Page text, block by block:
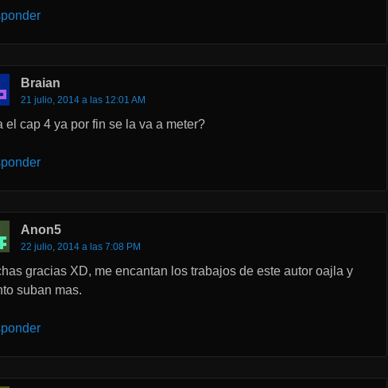
Braian
21 julio, 2014 a las 12:01 AM
el cap 4 ya por fin se la va a meter?
Anon5
22 julio, 2014 a las 7:08 PM
gracias XD, me encantan los trabajos de este autor oajla y
suban mas.